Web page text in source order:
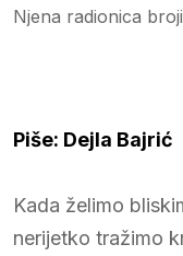
Njena radionica
Piše: Dejla Bajrić
Kada želimo
nerijetko tražimo